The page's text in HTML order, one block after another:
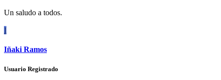
Un saludo a todos.
I
Iñaki Ramos
Usuario Registrado